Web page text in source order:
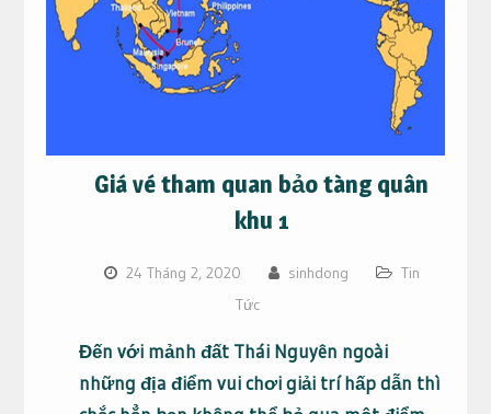
Giá vé tham quan bảo tàng quân
khu 1
24 Tháng 2, 2020 sinhdong
Tin
Tức
Đến với mảnh đất Thái Nguyên ngoài
những địa điểm vui chơi giải trí hấp dẫn thì